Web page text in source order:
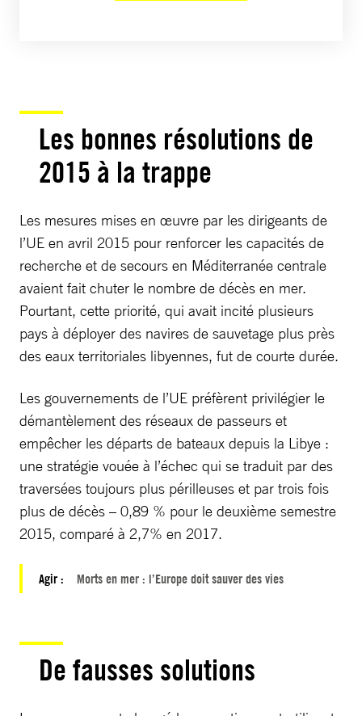
Les bonnes résolutions de
2015 à la trappe
Les mesures mises en œuvre par les dirigeants de
l’UE en avril 2015 pour renforcer les capacités de
recherche et de secours en Méditerranée centrale
avaient fait chuter le nombre de décès en mer.
Pourtant, cette priorité, qui avait incité plusieurs
pays à déployer des navires de sauvetage plus près
des eaux territoriales libyennes, fut de courte durée.
Les gouvernements de l’UE préfèrent privilégier le
démantèlement des réseaux de passeurs et
empêcher les départs de bateaux depuis la Libye :
une stratégie vouée à l’échec qui se traduit par des
traversées toujours plus périlleuses et par trois fois
plus de décès – 0,89 % pour le deuxième semestre
2015, comparé à 2,7% en 2017.
Agir : Morts en mer : l’Europe doit sauver des vies
De fausses solutions